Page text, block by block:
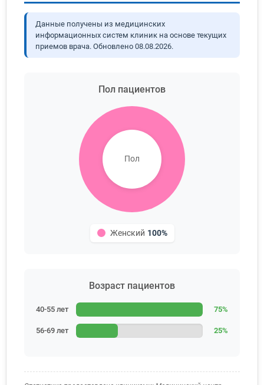
Данные получены из медицинских
информационных систем клиник на основе текущих
приемов врача. Обновлено 08.08.2026.
Пол пациентов
Пол
Женский 100%
Возраст пациентов
40-55 лет 75%
56-69 лет 25%